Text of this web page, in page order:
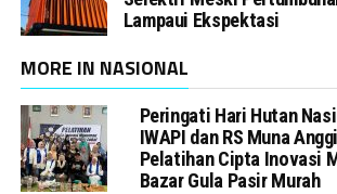
Lampaui Ekspektasi
MORE IN NASIONAL
Peringati Hari Hutan
IWAPI dan RS Muna
Pelatihan Cipta Inovasi
Bazar Gula Pasir Murah